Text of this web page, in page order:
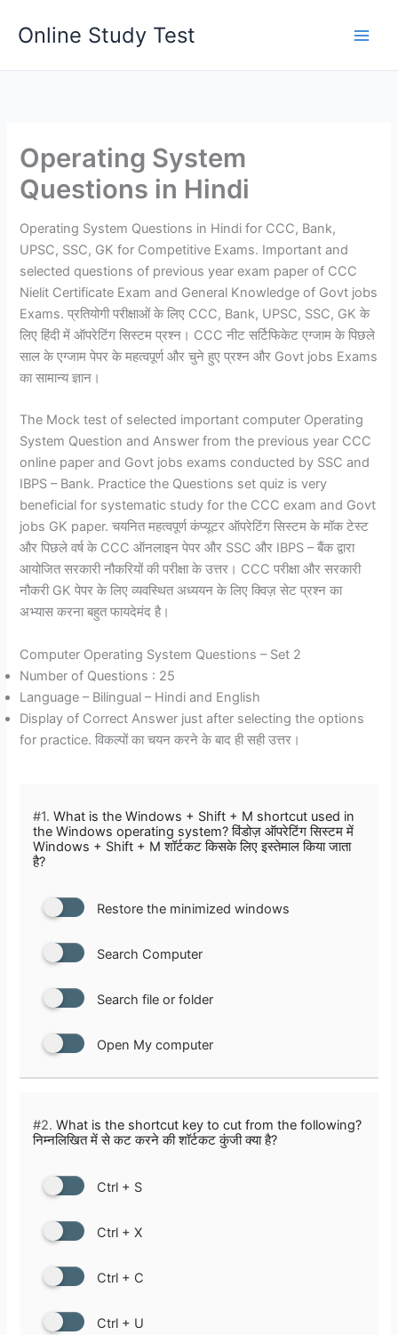
Online Study Test
Operating System
Questions in Hindi
Operating System Questions in Hindi for CCC, Bank,
UPSC, SSC, GK for Competitive Exams. Important and
selected questions of previous year exam paper of CCC
Nielit Certificate Exam and General Knowledge of Govt jobs
Exams. प्रतियोगी परीक्षाओं के लिए CCC, Bank, UPSC, SSC, GK के
लिए हिंदी में ऑपरेटिंग सिस्टम प्रश्न। CCC नीट सर्टिफिकेट एग्जाम के पिछले
साल के एग्जाम पेपर के महत्वपूर्ण और चुने हुए प्रश्न और Govt jobs Exams
का सामान्य ज्ञान।
The Mock test of selected important computer Operating
System Question and Answer from the previous year CCC
online paper and Govt jobs exams conducted by SSC and
IBPS – Bank. Practice the Questions set quiz is very
beneficial for systematic study for the CCC exam and Govt
jobs GK paper. चयनित महत्वपूर्ण कंप्यूटर ऑपरेटिंग सिस्टम के मॉक टेस्ट
और पिछले वर्ष के CCC ऑनलाइन पेपर और SSC और IBPS – बैंक द्वारा
आयोजित सरकारी नौकरियों की परीक्षा के उत्तर। CCC परीक्षा और सरकारी
नौकरी GK पेपर के लिए व्यवस्थित अध्ययन के लिए क्विज़ सेट प्रश्न का
अभ्यास करना बहुत फायदेमंद है।
Computer Operating System Questions – Set 2
Number of Questions : 25
Language – Bilingual – Hindi and English
Display of Correct Answer just after selecting the options
for practice. विकल्पों का चयन करने के बाद ही सही उत्तर।
#1. What is the Windows + Shift + M shortcut used in
the Windows operating system? विंडोज़ ऑपरेटिंग सिस्टम में
Windows + Shift + M शॉर्टकट किसके लिए इस्‍तेमाल किया जाता
है?
Restore the minimized windows
Search Computer
Search file or folder
Open My computer
#2. What is the shortcut key to cut from the following?
निम्नलिखित में से कट करने की शॉर्टकट कुंजी क्या है?
Ctrl + S
Ctrl + X
Ctrl + C
Ctrl + U